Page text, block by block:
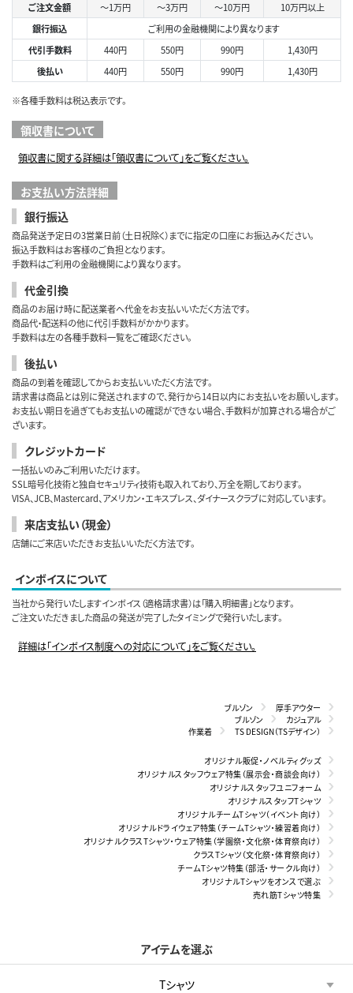
ご注文金額 ～1万円 ～3万円 ～10万円
10万円以上
銀行振込
ご利用の金融機関により異なります
代引手数料
440円 550円 990円
1,430円
後払い
440円 550円 990円 1,430円
※各種手数料は税込表示です。
領収書について
領収書に関する詳細は「領収書について」をご覧ください。
お支払い方法詳細
銀行振込
商品発送予定日の3営業日前（土日祝除く）までに指定の口座にお振込みください。
振込手数料はお客様のご負担となります。
手数料はご利用の金融機関により異なります。
代金引換
商品のお届け時に配送業者へ代金をお支払いいただく方法です。
商品代・配送料の他に代引手数料がかかります。
手数料は左の各種手数料一覧をご確認ください。
後払い
商品の到着を確認してからお支払いいただく方法です。
請求書は商品とは別に発送されますので、発行から14日以内にお支払いをお願いします。
お支払い期日を過ぎてもお支払いの確認ができない場合、手数料が加算される場合がご
ざいます。
クレジットカード
一括払いのみご利用いただけます。
SSL暗号化技術と独自セキュリティ技術も取入れており、万全を期しております。
VISA、JCB、Mastercard、アメリカン・エキスプレス、ダイナースクラブに対応しています。
来店支払い（現金）
店舗にご来店いただきお支払いいただく方法です。
インボイスについて
当社から発行いたしますインボイス（適格請求書）は「購入明細書」となります。
ご注文いただきました商品の発送が完了したタイミングで発行いたします。
詳細は「インボイス制度への対応について」をご覧ください。
ブルゾン
厚手アウター
ブルゾン
カジュアル
作業着
TS DESIGN（TSデザイン）
オリジナル販促・ノベルティグッズ
オリジナルスタッフウェア特集（展示会・商談会向け）
オリジナルスタッフユニフォーム
オリジナルスタッフTシャツ
オリジナルチームTシャツ（イベント向け）
オリジナルドライウェア特集（チームTシャツ・練習着向け）
オリジナルクラスTシャツ・ウェア特集（学園祭・文化祭・体育祭向け）
クラスTシャツ（文化祭・体育祭向け）
チームTシャツ特集（部活・サークル向け）
オリジナルTシャツをオンスで選ぶ
売れ筋Tシャツ特集
アイテムを選ぶ
Tシャツ